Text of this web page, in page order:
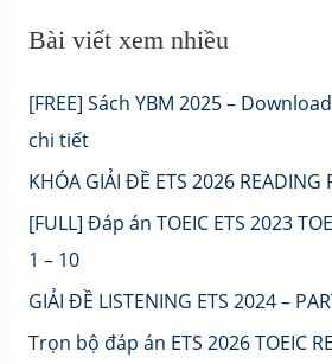
Bài viết xem nhiều
[FREE] Sách YBM 2025 –
chi tiết
KHÓA GIẢI ĐỀ ETS 2026 READING
[FULL] Đáp án TOEIC ETS 2023
1 – 10
GIẢI ĐỀ LISTENING ETS 2024 –
Trọn bộ đáp án ETS 2026 TOEIC